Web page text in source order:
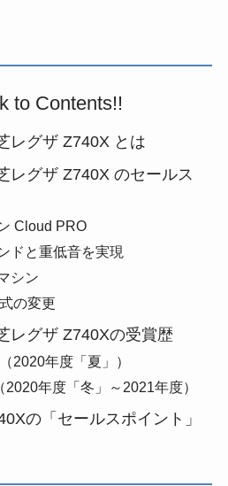
to Contents!!
レグザ Z740X とは
レグザ Z740X のセールス
Cloud PRO
ドと重低音を実現
シン
の変更
レグザ Z740Xの受賞歴
2020年度「夏」）
年度「冬」～2021年度）
の「セールスポイント」